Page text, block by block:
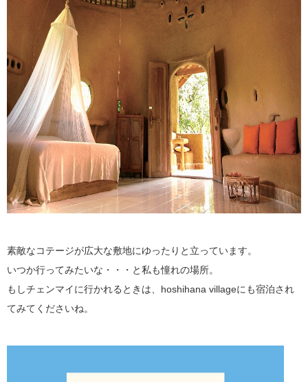
素敵なコテージが広大な敷地にゆったりと立っています。
いつか行ってみたいな・・・と私も憧れの場所。
もしチェンマイに行かれるときは、hoshihana villageにも宿泊され
てみてくださいね。